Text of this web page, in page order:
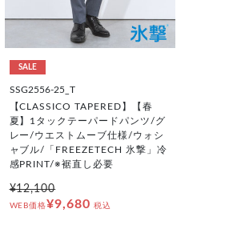
SALE
SSG2556-25_T
【CLASSICO TAPERED】【春
夏】1タックテーパードパンツ/グ
レー/ウエストムーブ仕様/ウォシ
ャブル/「FREEZETECH 氷撃」冷
感PRINT/※裾直し必要
¥12,100
WEB価格¥9,680 税込